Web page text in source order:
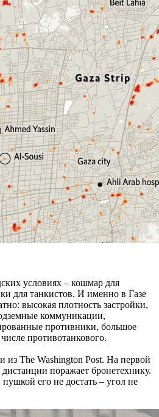
условиях – кошмар для
для танкистов. И именно в Газе
высокая плотность застройки,
коммуникации,
противники, большое
противотанкового.
The Washington Post. На первой
поражает бронетехнику.
его не достать – угол не